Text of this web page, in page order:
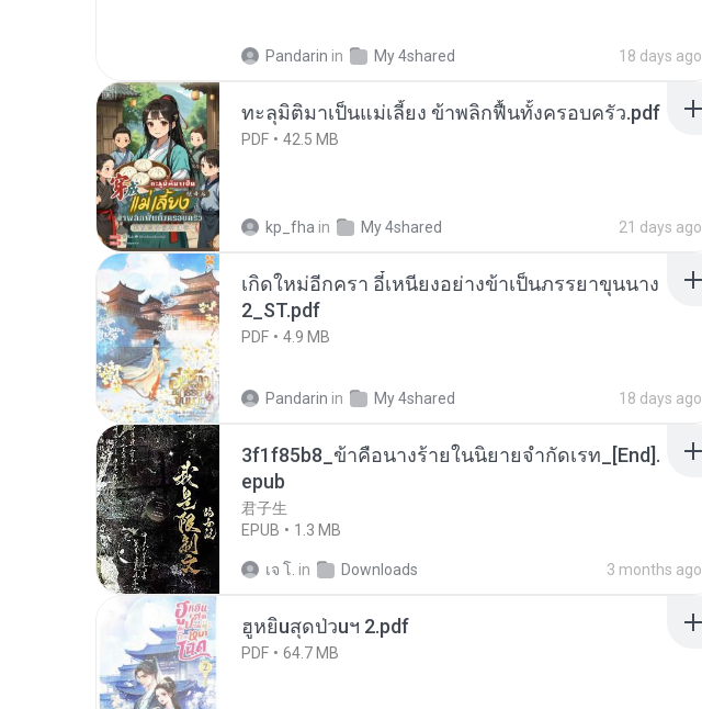
Pandarin in My 4shared 18 days ago
ทะลุมิติมาเป็นแม่เลี้ยง ข้าพลิกฟื้นทั้งครอบครัว.pdf
PDF 42.5 MB
kp_fha in My 4shared 21 days ago
เกิดใหม่อีกครา อี๋เหนียงอย่างข้าเป็นภรรยาขุนนาง
2_ST.pdf
PDF 4.9 MB
Pandarin in My 4shared 18 days ago
3f1f85b8_ข้าคือนางร้ายในนิยายจำกัดเรท_[End].
epub
君子生
EPUB
1.3 MB
เจ โ. in Downloads 3 months ago
ฮูหยิuสุดป่วuฯ 2.pdf
PDF 64.7 MB